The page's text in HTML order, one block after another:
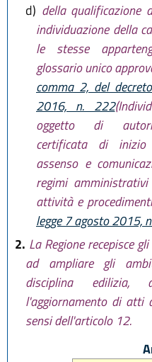
d) della qualificazione
individuazione della
le stesse
glossario unico
comma 2, del
2016, n. 222
oggetto di
certificata di inizio
assenso e
regimi
attività e
legge 7 agosto 2015,
2. La Regione recepisce
ad ampliare gli
disciplina edilizia,
l'aggiornamento di atti
sensi dell'articolo 12.